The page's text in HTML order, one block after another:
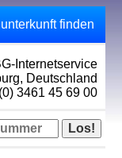
finden
Internetservice
Deutschland
3461 45 69 00